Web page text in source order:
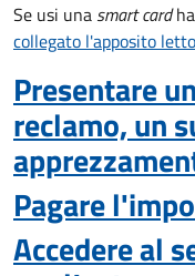
Se usi una smart card
collegato l'apposito
Presentare
reclamo, un
Pagare
Accedere al